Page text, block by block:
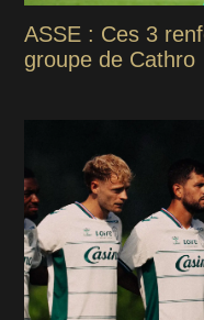
ASSE : Ces 3
groupe de Cathro